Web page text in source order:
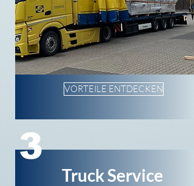
VORTEILE ENTDECKEN
Truck Service
3